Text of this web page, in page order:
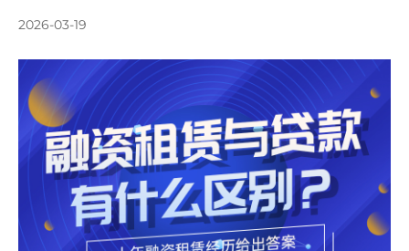
2026-03-19